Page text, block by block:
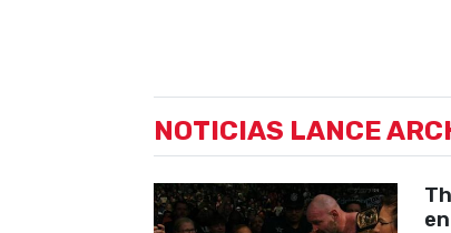
NOTICIAS LANCE